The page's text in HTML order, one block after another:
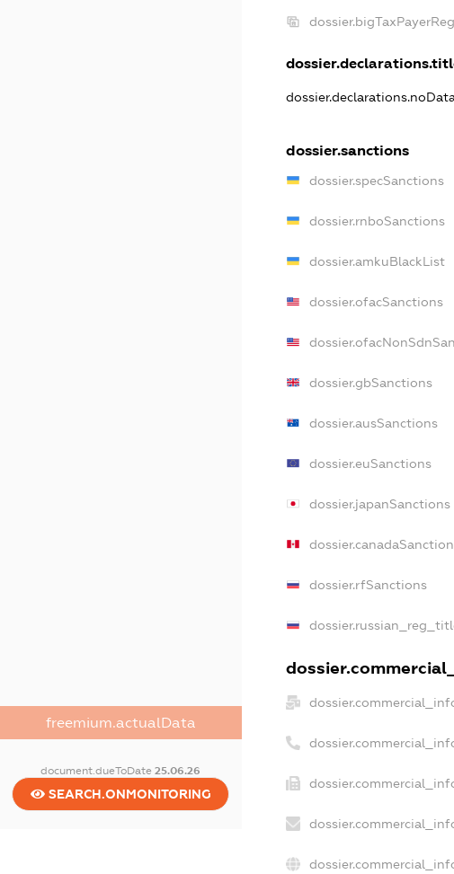
freemium.actualData
document.dueToDate25.06.26
SEARCH.ONMONITORING
dossier.bigTaxPayerReg
dossier.sanctions
dossier.specSanctions
dossier.rnboSanctions
dossier.amkuBlackList
dossier.ofacSanctions
dossier.gbSanctions
dossier.ausSanctions
dossier.euSanctions
dossier.japanSanctions
dossier.rfSanctions